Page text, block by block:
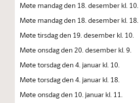
Møte mandag den 18. desember kl. 10.
Møte mandag den 18. desember kl. 18.
Møte tirsdag den 19. desember kl. 10.
Møte onsdag den 20. desember kl. 9.
Møte torsdag den 4. januar kl. 10.
Møte torsdag den 4. januar kl. 18.
Møte onsdag den 10. januar kl. 11.